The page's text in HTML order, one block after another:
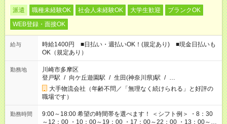
派遣 職種未経験OK 社会人未経験OK 大学生歓迎
ブランクOK
WEB登録・面接OK
給与
時給1400円 ■日払い・週払いOK！(規定あり) ■現金日払いも
OK（規定あり）
勤務地
川崎市多摩区
登戸駅 / 向ケ丘遊園駅 / 生田(神奈川県)駅 / …
大手物流会社（年齢不問／「無理なく続けられる」と好評の
職場です）
勤務時間
9:00～18:00 希望の時間帯を選べます！ ＜シフト例＞ ・8：30
～12：00 ・10：00～19：00 ・17：00～22：00 ・13：00～